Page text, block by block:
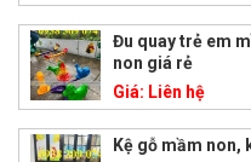
Đu quay trẻ em
non giá rẻ
Giá: Liên hệ
Kệ gỗ mầm